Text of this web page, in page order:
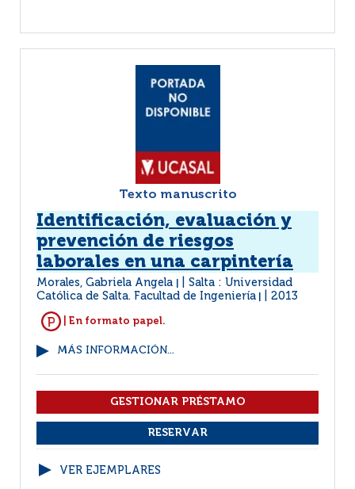
Texto manuscrito
Identificación, evaluación y
prevención de riesgos
laborales en una carpintería
Morales, Gabriela Angela
Salta : Universidad
Católica de Salta. Facultad de Ingeniería
2013
| En formato papel.
MÁS INFORMACIÓN...
VER EJEMPLARES